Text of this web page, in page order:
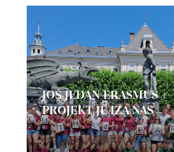
JOŠ JEDAN ERASMUS +
PROJEKT JE IZA NAS